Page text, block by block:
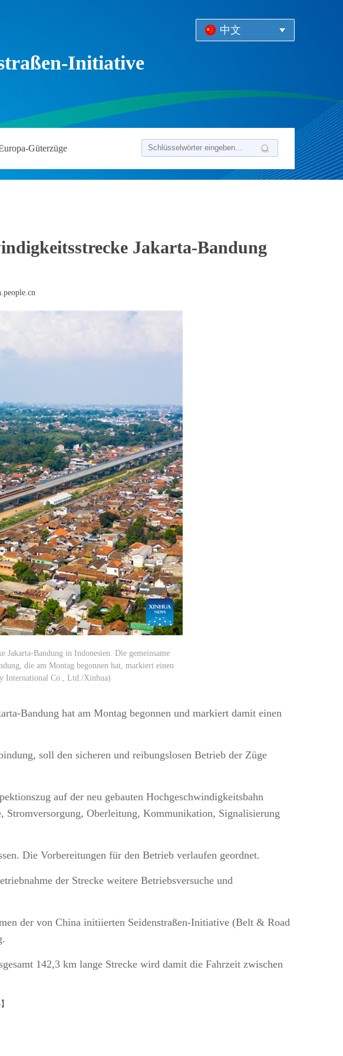
中文
Initiative
Güterzüge
Jakarta-Bandung
Bandung in Indonesien. Die gemeinsame
die am Montag begonnen hat, markiert einen
International Co., Ltd./Xinhua)
Bandung hat am Montag begonnen und markiert damit einen
soll den sicheren und reibungslosen Betrieb der Züge
auf der neu gebauten Hochgeschwindigkeitsbahn
Oberleitung, Kommunikation, Signalisierung
Die Vorbereitungen für den Betrieb verlaufen geordnet.
der Strecke weitere Betriebsversuche und
der von China initiierten Seidenstraßen-Initiative (Belt & Road
142,3 km lange Strecke wird damit die Fahrzeit zwischen
】